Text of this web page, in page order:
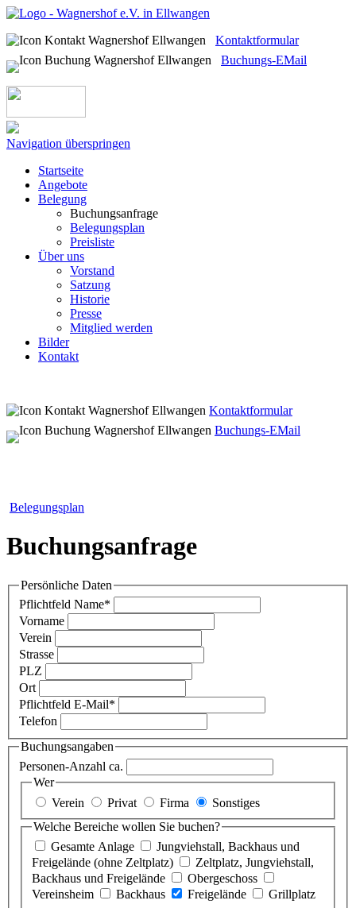
Kontaktformular
Buchungs-EMail
Navigation überspringen
Startseite
Angebote
Belegung
Buchungsanfrage
Belegungsplan
Preisliste
Über uns
Vorstand
Satzung
Historie
Presse
Mitglied werden
Bilder
Kontakt
Kontaktformular
Buchungs-EMail
Belegungsplan
Buchungsanfrage
Persönliche Daten
Pflichtfeld Name*
Vorname
Verein
Strasse
PLZ
Ort
Pflichtfeld E-Mail*
Telefon
Buchungsangaben
Personen-Anzahl ca.
Wer
Verein
Privat Firma
Sonstiges
Welche Bereiche wollen Sie buchen?
Gesamte Anlage
Jungviehstall, Backhaus und
Freigelände (ohne Zeltplatz)
Zeltplatz, Jungviehstall,
Backhaus und Freigelände
Obergeschoss
Vereinsheim
Backhaus Freigelände
Grillplatz